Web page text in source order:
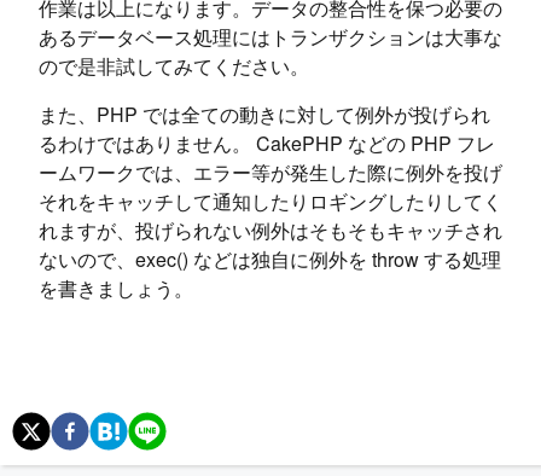
作業は以上になります。データの整合性を保つ必要の
あるデータベース処理にはトランザクションは大事な
ので是非試してみてください。
また、PHP では全ての動きに対して例外が投げられ
るわけではありません。 CakePHP などの PHP フレ
ームワークでは、エラー等が発生した際に例外を投げ
それをキャッチして通知したりロギングしたりしてく
れますが、投げられない例外はそもそもキャッチされ
ないので、exec() などは独自に例外を throw する処理
を書きましょう。